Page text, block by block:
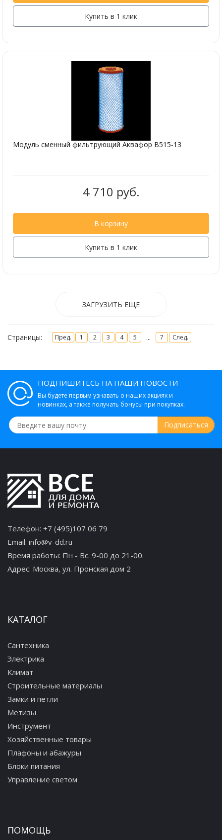
Купить в 1 клик
Модуль сменный фильтрующий Аквафор В515-13
4 710 руб.
В корзину
Купить в 1 клик
ЗАГРУЗИТЬ ЕЩЕ
Страницы: Пред. 1 2 3 4 5 ... 7 След.
ПОДПИШИТЕСЬ НА НАШИ НОВОСТИ
Вы будете первым узнавать о наших акциях и
новинках, а также получать бонусы при покупках.
Телефон: +7 (495)107 06 79
Email: info@v-dd.ru
Время работы: Пн - Вс. 9-00 до 21-00.
Адрес: Москва, ул. Пронская дом 2
КАТАЛОГ
Сантехника
Электрика
Климат
Строительные материалы
Замки и петли
Метизы
Инструмент
Хозяйственные товары
Плафоны и абажуры
Блоки питания
Управление светом
ПОМОЩЬ